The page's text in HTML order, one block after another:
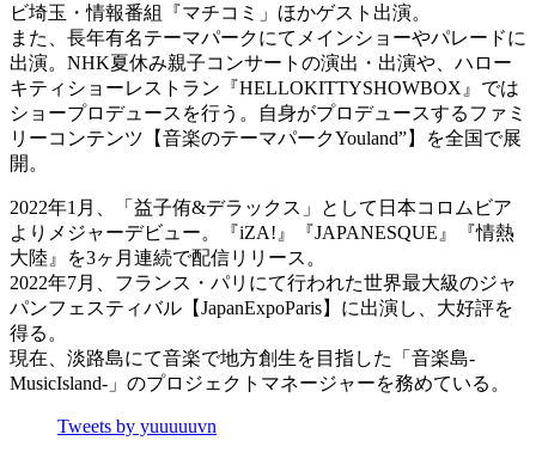
ビ埼玉・情報番組『マチコミ」ほかゲスト出演。
また、長年有名テーマパークにてメインショーやパレードに
出演。NHK夏休み親子コンサートの演出・出演や、ハロー
キティショーレストラン『HELLOKITTYSHOWBOX』では
ショープロデュースを行う。自身がプロデュースするファミ
リーコンテンツ【音楽のテーマパークYouland”】を全国で展
開。
2022年1月、「益子侑&デラックス」として日本コロムビア
よりメジャーデビュー。『iZA!』『JAPANESQUE』『情熱
大陸』を3ヶ月連続で配信リリース。
2022年7月、フランス・パリにて行われた世界最大級のジャ
パンフェスティバル【JapanExpoParis】に出演し、大好評を
得る。
現在、淡路島にて音楽で地方創生を目指した「音楽島-
MusicIsland-」のプロジェクトマネージャーを務めている。
Tweets by yuuuuuvn